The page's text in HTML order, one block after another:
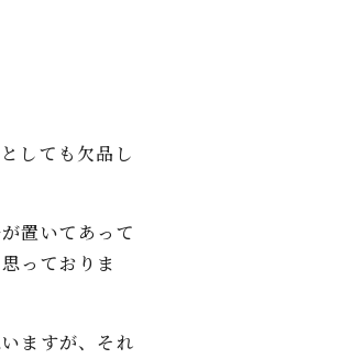
しても欠品し
置いてあって
っておりま
ますが、それ